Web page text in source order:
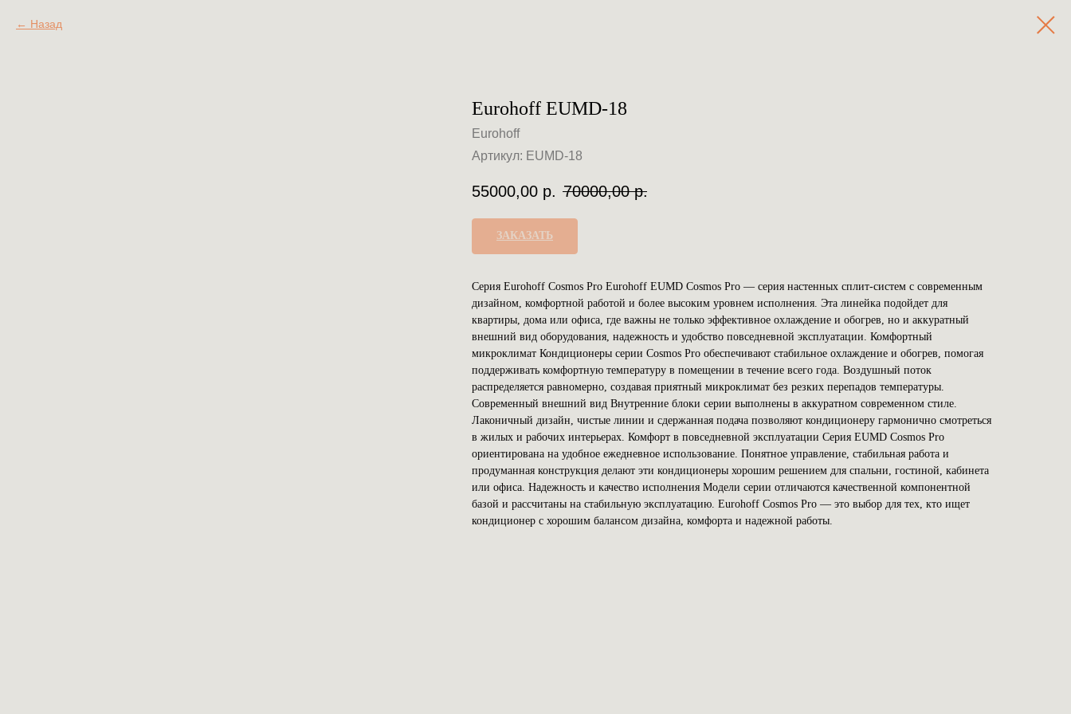
Назад
Eurohoff EUMD-18
Eurohoff
Артикул: EUMD-18
55000,00 р. 70000,00 р.
ЗАКАЗАТЬ
Серия Eurohoff Cosmos Pro Eurohoff EUMD Cosmos Pro — серия настенных сплит-систем с современным
дизайном, комфортной работой и более высоким уровнем исполнения. Эта линейка подойдет для
квартиры, дома или офиса, где важны не только эффективное охлаждение и обогрев, но и аккуратный
внешний вид оборудования, надежность и удобство повседневной эксплуатации. Комфортный
микроклимат Кондиционеры серии Cosmos Pro обеспечивают стабильное охлаждение и обогрев, помогая
поддерживать комфортную температуру в помещении в течение всего года. Воздушный поток
распределяется равномерно, создавая приятный микроклимат без резких перепадов температуры.
Современный внешний вид Внутренние блоки серии выполнены в аккуратном современном стиле.
Лаконичный дизайн, чистые линии и сдержанная подача позволяют кондиционеру гармонично смотреться
в жилых и рабочих интерьерах. Комфорт в повседневной эксплуатации Серия EUMD Cosmos Pro
ориентирована на удобное ежедневное использование. Понятное управление, стабильная работа и
продуманная конструкция делают эти кондиционеры хорошим решением для спальни, гостиной, кабинета
или офиса. Надежность и качество исполнения Модели серии отличаются качественной компонентной
базой и рассчитаны на стабильную эксплуатацию. Eurohoff Cosmos Pro — это выбор для тех, кто ищет
кондиционер с хорошим балансом дизайна, комфорта и надежной работы.